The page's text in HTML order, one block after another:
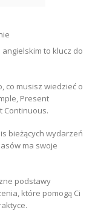
to klucz do
co musisz wiedzieć o
Present
Continuous.
bieżących wydarzeń
ma swoje
podstawy
które pomogą Ci